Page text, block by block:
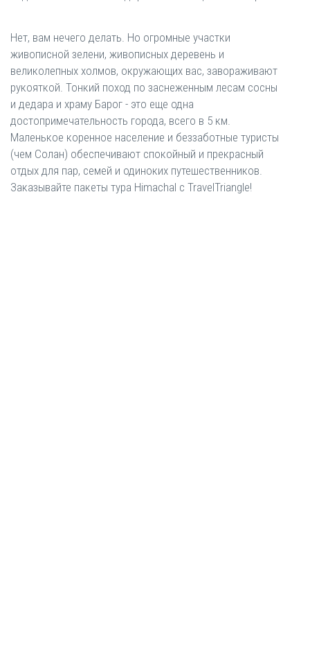
Нет, вам нечего делать. Но огромные участки
живописной зелени, живописных деревень и
великолепных холмов, окружающих вас, завораживают
рукояткой. Тонкий поход по заснеженным лесам сосны
и дедара и храму Барог - это еще одна
достопримечательность города, всего в 5 км.
Маленькое коренное население и беззаботные туристы
(чем Солан) обеспечивают спокойный и прекрасный
отдых для пар, семей и одиноких путешественников.
Заказывайте пакеты тура Himachal с TravelTriangle!